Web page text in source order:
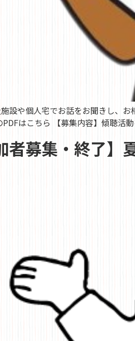
設や個人宅でお話をお聞きし、お
はこちら 【募集内容】傾聴活
者募集・終了